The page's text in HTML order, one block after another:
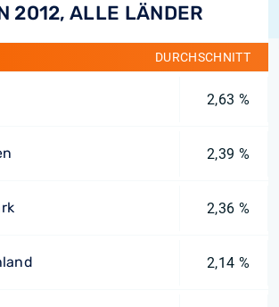
2012, ALLE LÄNDER
DURCHSCHNITT
2,63 %
2,39 %
2,36 %
2,14 %